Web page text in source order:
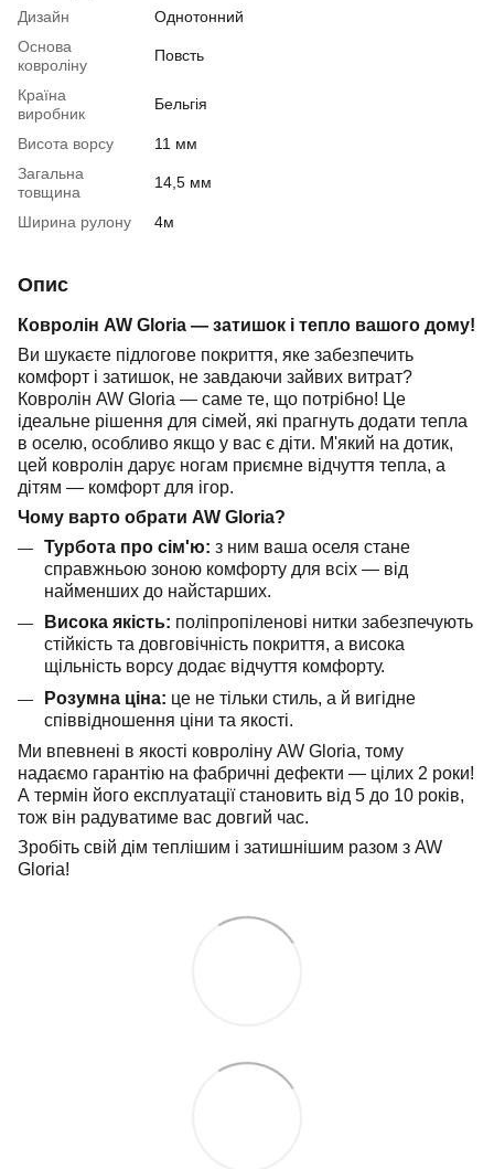
Дизайн
Однотонний
Основа
ковроліну
Повсть
Країна
виробник
Бельгія
Висота ворсу
11 мм
Загальна
товщина
14,5 мм
Ширина рулону 4м
Опис
Ковролін AW Gloria — затишок і тепло вашого дому!
Ви шукаєте підлогове покриття, яке забезпечить
комфорт і затишок, не завдаючи зайвих витрат?
Ковролін AW Gloria — саме те, що потрібно! Це
ідеальне рішення для сімей, які прагнуть додати тепла
в оселю, особливо якщо у вас є діти. М'який на дотик,
цей ковролін дарує ногам приємне відчуття тепла, а
дітям — комфорт для ігор.
Чому варто обрати AW Gloria?
Турбота про сім'ю: з ним ваша оселя стане
справжньою зоною комфорту для всіх — від
найменших до найстарших.
Висока якість: поліпропіленові нитки забезпечують
стійкість та довговічність покриття, а висока
щільність ворсу додає відчуття комфорту.
Розумна ціна: це не тільки стиль, а й вигідне
співвідношення ціни та якості.
Ми впевнені в якості ковроліну AW Gloria, тому
надаємо гарантію на фабричні дефекти — цілих 2 роки!
А термін його експлуатації становить від 5 до 10 років,
тож він радуватиме вас довгий час.
Зробіть свій дім теплішим і затишнішим разом з AW
Gloria!